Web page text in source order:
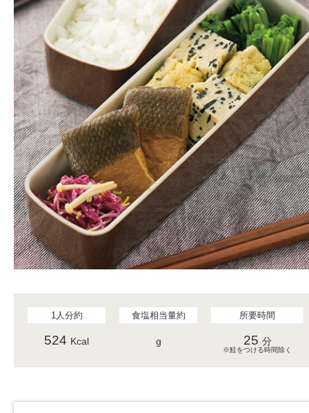
1人分約
524 Kcal
食塩相当量約
g
所要時間
25 分
※鮭をつける時間除く